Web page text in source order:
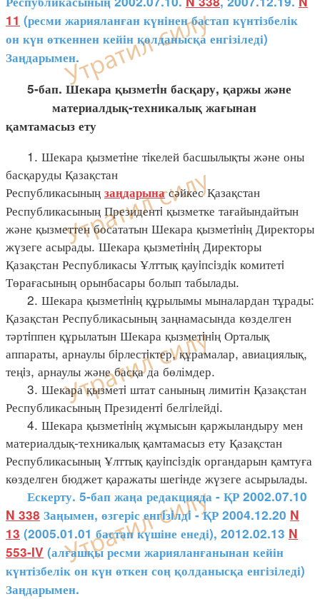
11 (ресми жарияланған күнінен бастап күнтізбелік
он күн өткеннен кейін қолданысқа енгізіледі)
Заңдарымен.
5-бап. Шекара қызметiн басқару, қаржы және
материалдық-техникалық жағынан
қамтамасыз ету
1. Шекара қызметiне тiкелей басшылықты және оны
басқаруды Қазақстан
Республикасының заңдарына сәйкес Қазақстан
Республикасының Президентi қызметке тағайындайтын
және қызметтен босататын Шекара қызметiнiң Директоры
жүзеге асырады. Шекара қызметiнiң Директоры
Қазақстан Республикасы Ұлттық қауiпсiздiк комитетi
Төрағасының орынбасары болып табылады.
2. Шекара қызметiнiң құрылымы мыналардан тұрады:
Қазақстан Республикасының заңнамасында көзделген
тәртiппен құрылатын Шекара қызметiнiң Орталық
аппараты, арнаулы бiрлестiктер, құрамалар, авиациялық,
теңiз, арнаулы және басқа да бөлімдер.
3. Шекара қызметi штат санының лимитін Қазақстан
Республикасының Президентi белгiлейдi.
4. Шекара қызметiнiң жұмысын қаржыландыру мен
материалдық-техникалық қамтамасыз ету Қазақстан
Республикасының Ұлттық қауiпсiздiк органдарын қамтуға
көзделген бюджет қаражаты шегiнде жүзеге асырылады.
Ескерту. 5-бап жаңа редакцияда - ҚР 2002.07.10
N 338 Заңымен, өзгеріс енгiзiлдi - ҚР 2004.12.20 N
13 (2005.01.01 бастап күшіне енеді), 2012.02.13 N
553-IV (алғашқы ресми жарияланғанынан кейін
күнтізбелік он күн өткен соң қолданысқа енгізіледі)
Заңдарымен.